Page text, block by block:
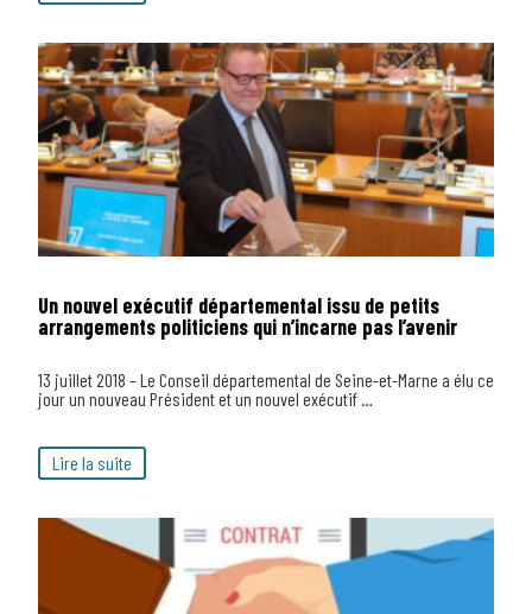
Un nouvel exécutif départemental issu de petits
arrangements politiciens qui n’incarne pas l’avenir
13 juillet 2018 – Le Conseil départemental de Seine-et-Marne a élu ce
jour un nouveau Président et un nouvel exécutif …
Lire la suite